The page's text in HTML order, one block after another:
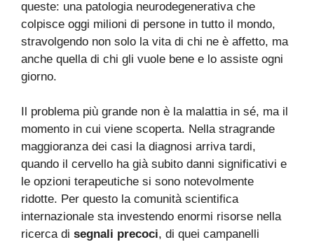
queste: una patologia neurodegenerativa che
colpisce oggi milioni di persone in tutto il mondo,
stravolgendo non solo la vita di chi ne è affetto, ma
anche quella di chi gli vuole bene e lo assiste ogni
giorno.
Il problema più grande non è la malattia in sé, ma il
momento in cui viene scoperta. Nella stragrande
maggioranza dei casi la diagnosi arriva tardi,
quando il cervello ha già subito danni significativi e
le opzioni terapeutiche si sono notevolmente
ridotte. Per questo la comunità scientifica
internazionale sta investendo enormi risorse nella
ricerca di segnali precoci, di quei campanelli